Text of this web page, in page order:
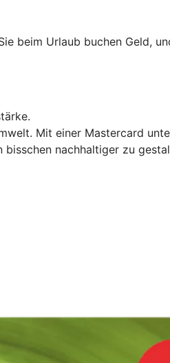
beim Urlaub buchen Geld,
Mit einer Mastercard
nachhaltiger zu